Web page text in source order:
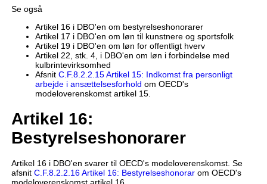
Se også
Artikel 16 i DBO'en om bestyrelseshonorarer
Artikel 17 i DBO'en om løn til kunstnere og sportsfolk
Artikel 19 i DBO'en om løn for offentligt hverv
Artikel 22, stk. 4, i DBO'en om løn i forbindelse med
kulbrintevirksomhed
Afsnit C.F.8.2.2.15 Artikel 15: Indkomst fra personligt
arbejde i ansættelsesforhold om OECD's
modeloverenskomst artikel 15.
Artikel 16:
Bestyrelseshonorarer
Artikel 16 i DBO'en svarer til OECD's modeloverenskomst. Se
afsnit C.F.8.2.2.16 Artikel 16: Bestyrelseshonorarom OECD's